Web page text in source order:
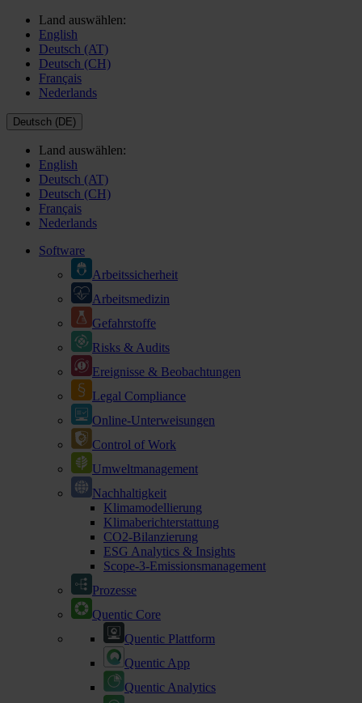
Land auswählen:
English
Deutsch (AT)
Deutsch (CH)
Français
Nederlands
Deutsch (DE)
Land auswählen:
English
Deutsch (AT)
Deutsch (CH)
Français
Nederlands
Software
Arbeitssicherheit
Arbeitsmedizin
Gefahrstoffe
Risks & Audits
Ereignisse & Beobachtungen
Legal Compliance
Online-Unterweisungen
Control of Work
Umweltmanagement
Nachhaltigkeit
Klimamodellierung
Klimaberichterstattung
CO2-Bilanzierung
ESG Analytics & Insights
Scope-3-Emissionsmanagement
Prozesse
Quentic Core
Quentic Plattform
Quentic App
Quentic Analytics